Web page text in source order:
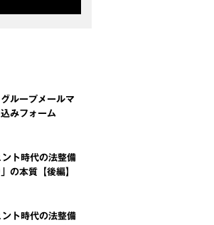
ループメールマ
みフォーム
ト時代の法整備
の本質【後編】
ト時代の法整備